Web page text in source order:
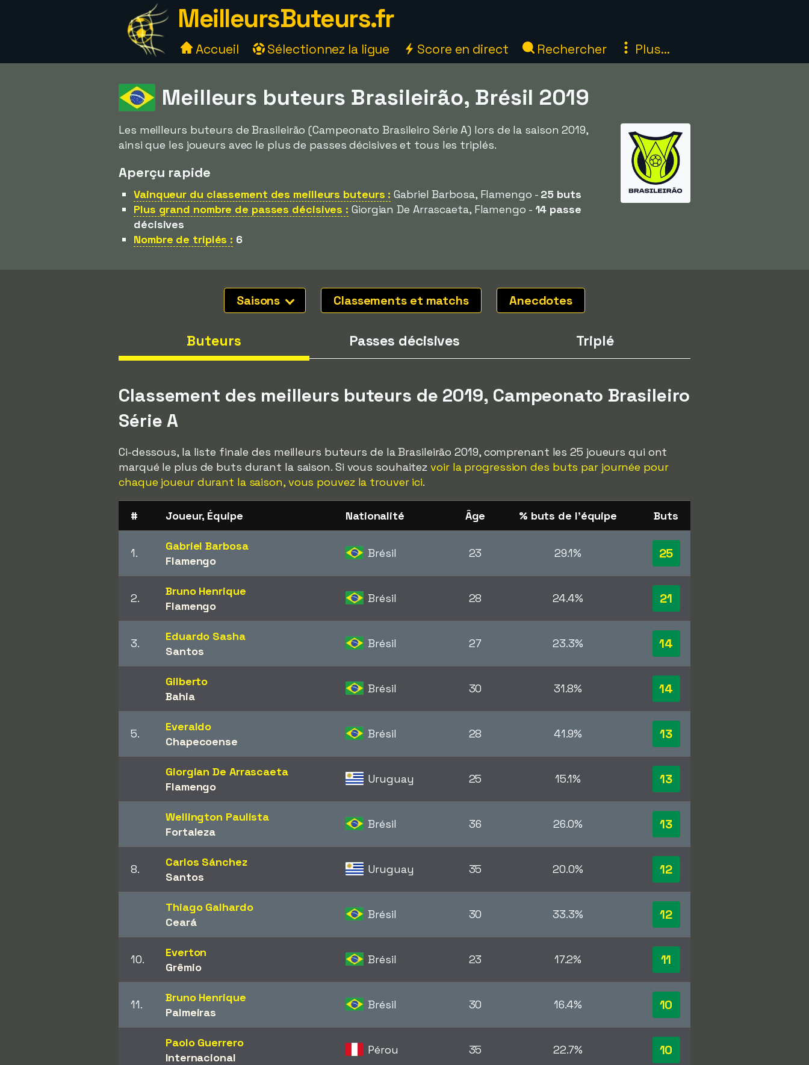
MeilleursButeurs.fr
Accueil Sélectionnez la ligue Score en direct Rechercher Plus...
Meilleurs buteurs Brasileirão, Brésil 2019
Les meilleurs buteurs de Brasileirão (Campeonato Brasileiro Série A) lors de la saison 2019,
ainsi que les joueurs avec le plus de passes décisives et tous les triplés.
Aperçu rapide
Vainqueur du classement des meilleurs buteurs : Gabriel Barbosa, Flamengo - 25 buts
Plus grand nombre de passes décisives : Giorgian De Arrascaeta, Flamengo - 14 passe
décisives
Nombre de triplés : 6
Saisons Classements et matchs Anecdotes
Buteurs Passes décisives Triplé
Classement des meilleurs buteurs de 2019, Campeonato Brasileiro
Série A
Ci-dessous, la liste finale des meilleurs buteurs de la Brasileirão 2019, comprenant les 25 joueurs qui ont
marqué le plus de buts durant la saison. Si vous souhaitezvoir la progression des buts par journée pour
chaque joueur durant la saison, vous pouvez la trouver ici.
# Joueur, Équipe Nationalité Âge % buts de l'équipe Buts
1.
Gabriel Barbosa
Flamengo
Brésil 23 29.1% 25
2.
Bruno Henrique
Flamengo
Brésil 28 24.4% 21
3.
Eduardo Sasha
Santos
Brésil 27 23.3% 14
Gilberto
Bahia
Brésil 30 31.8% 14
5.
Everaldo
Chapecoense
Brésil 28 41.9% 13
Giorgian De Arrascaeta
Flamengo
Uruguay 25 15.1% 13
Wellington Paulista
Fortaleza
Brésil 36 26.0% 13
8.
Carlos Sánchez
Santos
Uruguay 35 20.0% 12
Thiago Galhardo
Ceará
Brésil 30 33.3% 12
10.
Everton
Grêmio
Brésil 23 17.2% 11
11.
Bruno Henrique
Palmeiras
Brésil 30 16.4% 10
Paolo Guerrero
Internacional
Pérou 35 22.7% 10